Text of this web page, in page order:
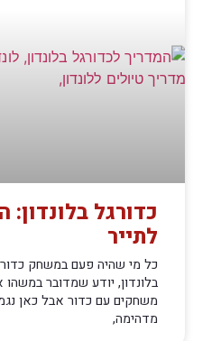
כדורגל
לתייר
כל מי שהיה פעם במשחק
בלונדון, יודע שמדובר
משחקים עם כדור אבל כאן
מדהימה,